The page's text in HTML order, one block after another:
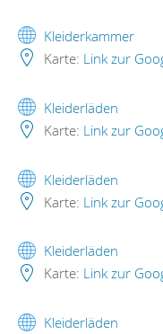
Kleiderkammer
Karte: Link zur
Kleiderläden
Karte: Link zur
Kleiderläden
Karte: Link zur
Kleiderläden
Karte: Link zur
Kleiderläden